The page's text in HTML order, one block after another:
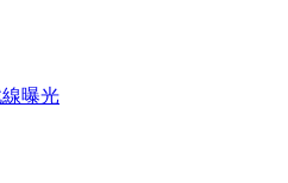
曝光